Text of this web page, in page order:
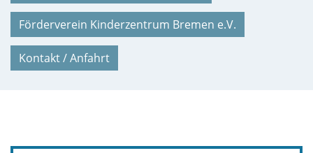
Förderverein Kinderzentrum Bremen e.V.
Kontakt / Anfahrt